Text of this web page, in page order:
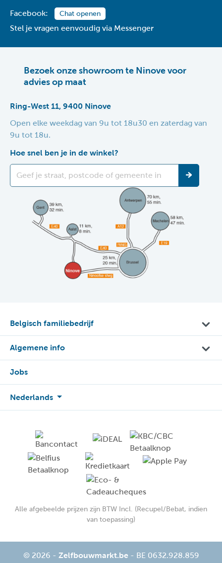
Facebook: Chat openen
Stel je vragen eenvoudig via Messenger
Bezoek onze showroom te Ninove voor
advies op maat
Ring-West 11, 9400 Ninove
Open elke weekdag van 9u tot 18u30 en zaterdag van
9u tot 18u.
Hoe snel ben je in de winkel?
Belgisch familiebedrijf
Algemene info
Jobs
Nederlands
Alle afgebeelde prijzen zijn BTW Incl. (Recupel/Bebat, indien
van toepassing)
© 2026 - Zelfbouwmarkt.be- BE 0632.928.859